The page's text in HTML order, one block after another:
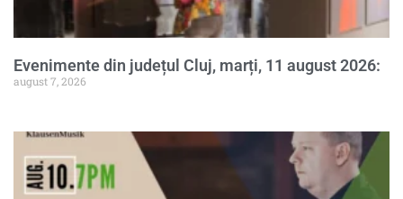
Evenimente din județul Cluj, marți, 11 august 2026:
august 7, 2026